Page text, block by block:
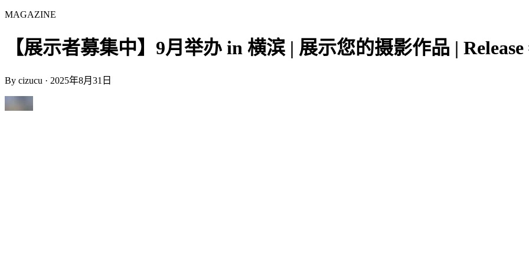
MAGAZINE
【展示者募集中】9月举办 in 横滨 | 展示您的摄影作品 | Release
By cizucu · 2025年8月31日